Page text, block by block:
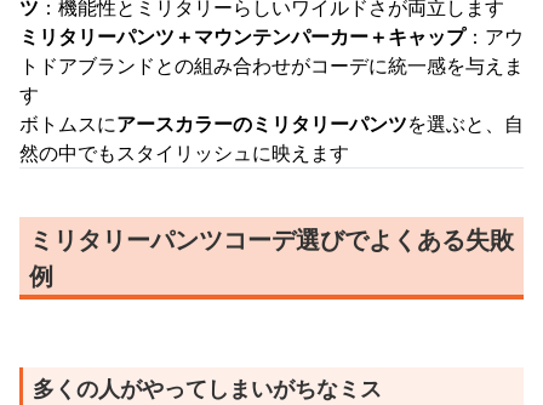
ツ ：機能性とミリタリーらしいワイルドさが両立します
ミリタリーパンツ＋マウンテンパーカー＋キャップ：アウ
トドアブランドとの組み合わせがコーデに統一感を与えま
す
ボトムスにアースカラーのミリタリーパンツを選ぶと、自
然の中でもスタイリッシュに映えます
ミリタリーパンツコーデ選びでよくある失敗
例
多くの人がやってしまいがちなミス